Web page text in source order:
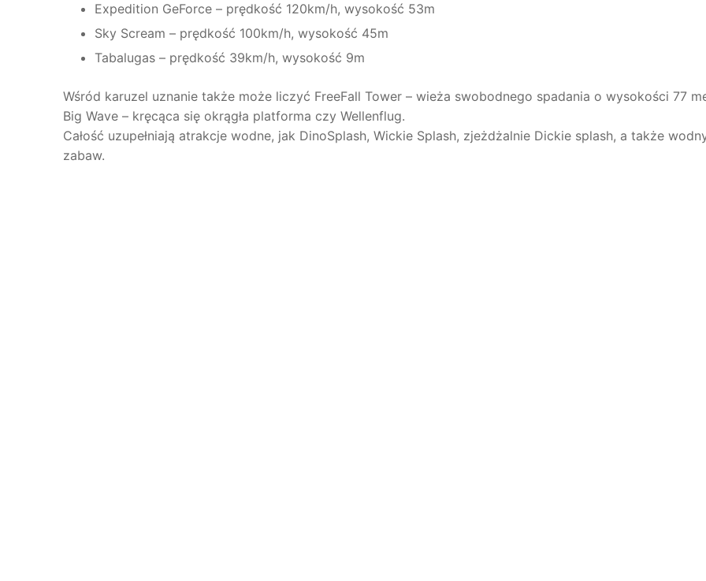
Expedition GeForce – prędkość 120km/h, wysokość 53m
Sky Scream – prędkość 100km/h, wysokość 45m
Tabalugas – prędkość 39km/h, wysokość 9m
Wśród karuzel uznanie także może liczyć FreeFall Tower – wieża swobodnego spadania o wysokości 77
Big Wave – kręcąca się okrągła platforma czy Wellenflug.
Całość uzupełniają atrakcje wodne, jak DinoSplash, Wickie Splash, zjeżdżalnie Dickie splash, a także
zabaw.